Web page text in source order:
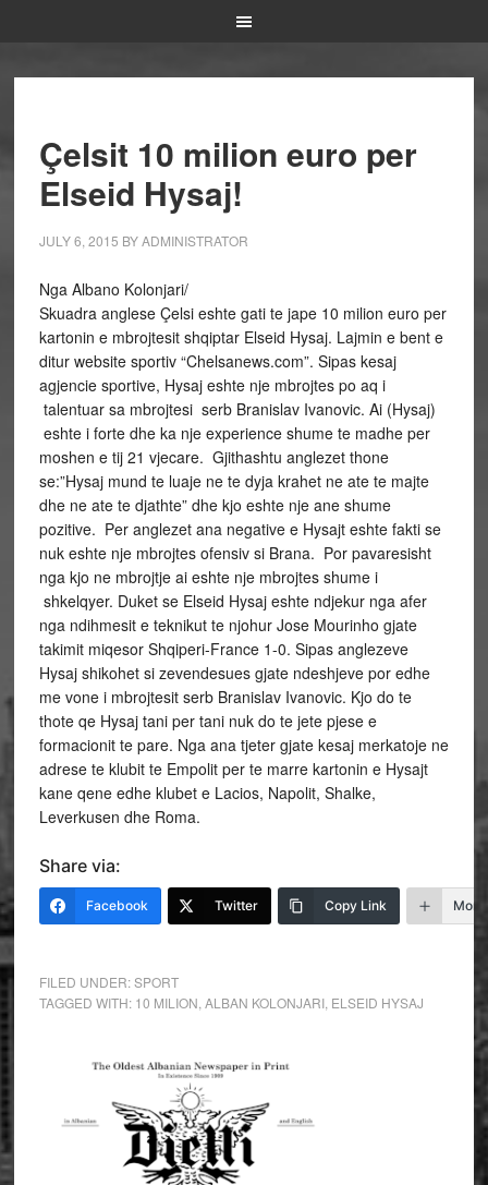
Çelsit 10 milion euro per
Elseid Hysaj!
JULY 6, 2015 BYADMINISTRATOR
Nga Albano Kolonjari/
Skuadra anglese Çelsi eshte gati te jape 10 milion euro per
kartonin e mbrojtesit shqiptar Elseid Hysaj. Lajmin e bent e
ditur website sportiv “Chelsanews.com”. Sipas kesaj
agjencie sportive, Hysaj eshte nje mbrojtes po aq i
talentuar sa mbrojtesi serb Branislav Ivanovic. Ai (Hysaj)
eshte i forte dhe ka nje experience shume te madhe per
moshen e tij 21 vjecare. Gjithashtu anglezet thone
se:”Hysaj mund te luaje ne te dyja krahet ne ate te majte
dhe ne ate te djathte” dhe kjo eshte nje ane shume
pozitive. Per anglezet ana negative e Hysajt eshte fakti se
nuk eshte nje mbrojtes ofensiv si Brana. Por pavaresisht
nga kjo ne mbrojtje ai eshte nje mbrojtes shume i
shkelqyer. Duket se Elseid Hysaj eshte ndjekur nga afer
nga ndihmesit e teknikut te njohur Jose Mourinho gjate
takimit miqesor Shqiperi-France 1-0. Sipas anglezeve
Hysaj shikohet si zevendesues gjate ndeshjeve por edhe
me vone i mbrojtesit serb Branislav Ivanovic. Kjo do te
thote qe Hysaj tani per tani nuk do te jete pjese e
formacionit te pare. Nga ana tjeter gjate kesaj merkatoje ne
adrese te klubit te Empolit per te marre kartonin e Hysajt
kane qene edhe klubet e Lacios, Napolit, Shalke,
Leverkusen dhe Roma.
Share via:
Facebook Twitter Copy Link More
FILED UNDER:SPORT
TAGGED WITH: 10 MILION ALBAN KOLONJARI, ELSEID HYSAJ